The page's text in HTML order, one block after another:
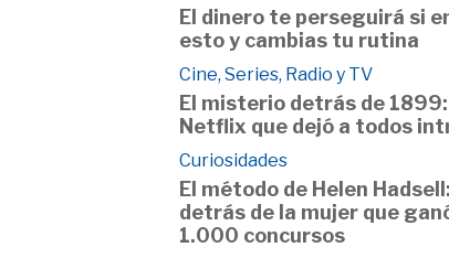
El dinero te perseguirá si
esto y cambias tu rutina
Cine, Series, Radio y TV
El misterio detrás de
Netflix que dejó a todos
Curiosidades
El método de Helen
detrás de la mujer que
1.000 concursos